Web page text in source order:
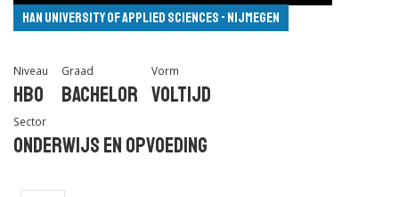
HAN University of Applied Sciences - Nijmegen
Niveau
Hbo
Graad
Bachelor
Vorm
Voltijd
Sector
Onderwijs en Opvoeding